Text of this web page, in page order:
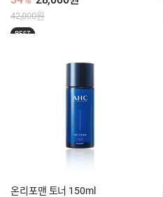
42,000원
BEST
온리포맨 토너 150ml